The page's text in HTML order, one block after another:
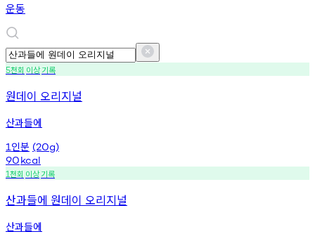
운동
5천회 이상기록
원데이 오리지널
산과들에
1 인분 (20g)
90kcal
1천회 이상기록
산과들에 원데이 오리지널
산과들에